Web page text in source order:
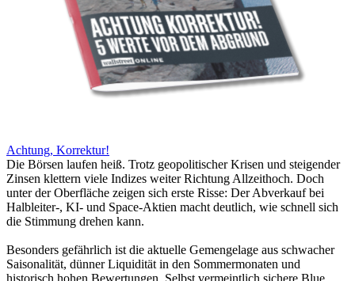
Achtung, Korrektur!
Die Börsen laufen heiß. Trotz geopolitischer Krisen und steigender
Zinsen klettern viele Indizes weiter Richtung Allzeithoch. Doch
unter der Oberfläche zeigen sich erste Risse: Der Abverkauf bei
Halbleiter-, KI- und Space-Aktien macht deutlich, wie schnell sich
die Stimmung drehen kann.
Besonders gefährlich ist die aktuelle Gemengelage aus schwacher
Saisonalität, dünner Liquidität in den Sommermonaten und
historisch hohen Bewertungen. Selbst vermeintlich sichere Blue